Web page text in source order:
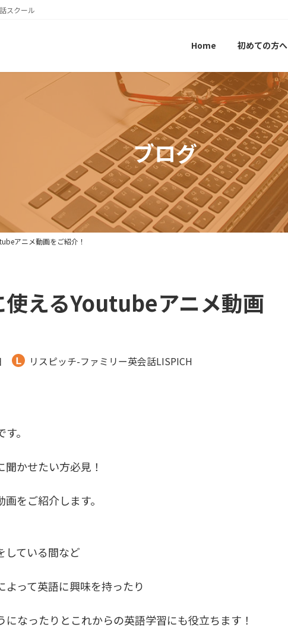
スクール
Home 初めての方へ
ブログ
アニメ動画をご紹介！
えるYoutubeアニメ動画
リスピッチ-ファミリー英会話LISPICH
。
かせたい方必見！
をご紹介します。
している間など
って英語に興味を持ったり
なったりとこれからの英語学習にも役立ちます！